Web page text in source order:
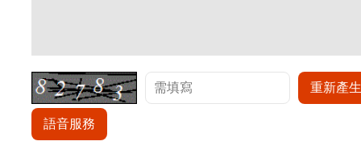
重新產
語音服務